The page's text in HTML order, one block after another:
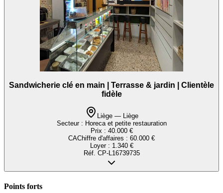
Sandwicherie clé en main | Terrasse & jardin | Clientèle
fidèle
Liège — Liège
Secteur : Horeca et petite restauration
Prix : 40.000 €
CAChiffre d'affaires : 60.000 €
Loyer : 1.340 €
Réf. CP-L16739735
Points forts